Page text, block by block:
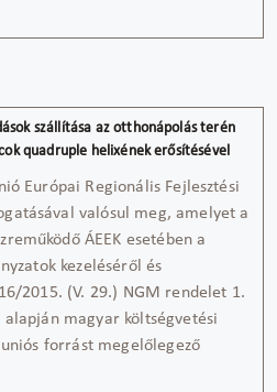
Európai Regionális Fejlesztési
valósul meg, amelyet a
ÁEEK esetében a
kezeléséről és
2015. (V. 29.) NGM rendelet 1.
magyar költségvetési
forrást megelőlegező